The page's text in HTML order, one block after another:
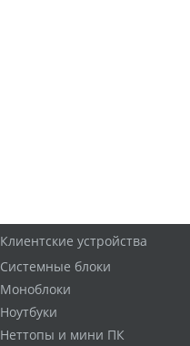
Клиентские устройства
Системные блоки
Моноблоки
Ноутбуки
Неттопы и мини ПК